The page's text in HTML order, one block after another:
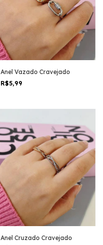
Anel Vazado Cravejado
R$5,99
Anel Cruzado Cravejado